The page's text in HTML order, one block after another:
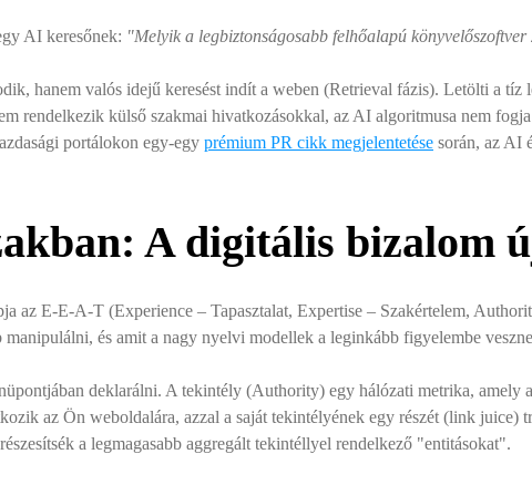
AI keresőnek: "Melyik a legbiztonságosabb felhőalapú
hanem valós idejű keresést indít a weben (Retrieval fázis). Letölti a
rendelkezik külső szakmai hivatkozásokkal, az AI algoritmusa nem
portálokon egy-egy prémium PR cikk megjelentetése során, az AI
A digitális bizalom
az E-E-A-T (Experience – Tapasztalat, Expertise – Szakértelem,
és amit a nagy nyelvi modellek a leginkább figyelembe
deklarálni. A tekintély (Authority) egy hálózati metrika, amely
az Ön weboldalára, azzal a saját tekintélyének egy részét (link juice)
a legmagasabb aggregált tekintéllyel rendelkező "entitásokat".